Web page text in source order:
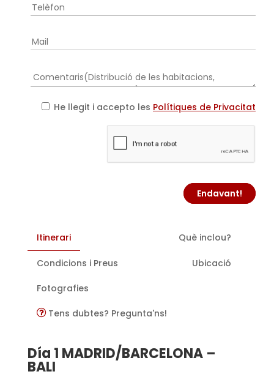
He llegit i accepto les Polítiques de Privacitat
Endavant!
Itinerari Què inclou?
Condicions i Preus Ubicació
Fotografies
Tens dubtes? Pregunta'ns!
Día 1 MADRID/BARCELONA –
BALI